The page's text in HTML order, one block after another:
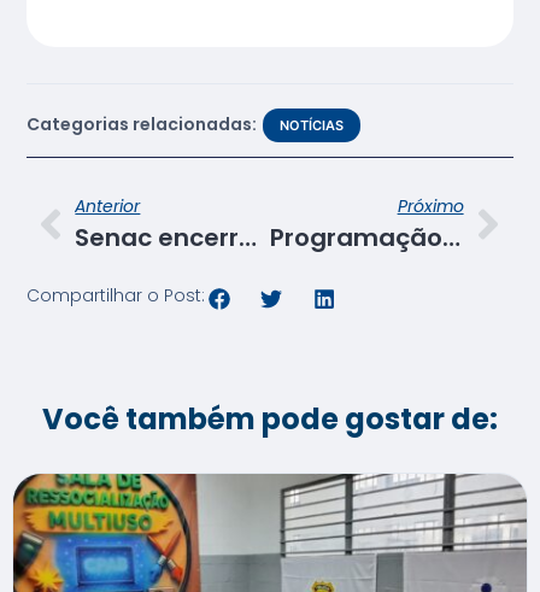
Categorias relacionadas: NOTÍCIAS
Anterior
Senac encerra com sucesso mais uma turma do Programa Miniempresas
Próximo
Programação da 2ª Semana de Rádio e TV
Compartilhar o Post:
Você também pode gostar de: